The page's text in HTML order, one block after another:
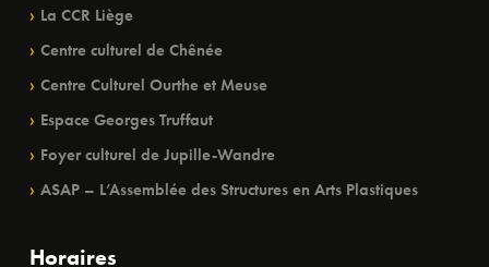
La CCR Liège
Centre culturel de Chênée
Centre Culturel Ourthe et Meuse
Espace Georges Truffaut
Foyer culturel de Jupille-Wandre
ASAP – L’Assemblée des Structures en Arts Plastiques
Horaires